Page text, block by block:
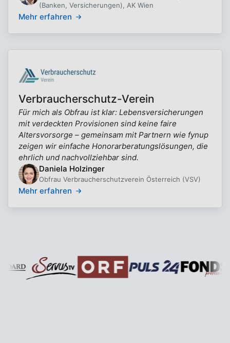
(Banken, Versicherungen), AK Wien
Mehr erfahren
Verbraucherschutz-Verein
Für mich als Obfrau ist klar: Lebensversicherungen
mit verdeckten Provisionen sind keine faire
Altersvorsorge – gemeinsam mit Partnern wie fynup
zeigen wir einfache Honorarberatungslösungen, die
ehrlich und nachvollziehbar sind.
Daniela Holzinger
Obfrau Verbraucherschutzverein Österreich (VSV)
Mehr erfahren